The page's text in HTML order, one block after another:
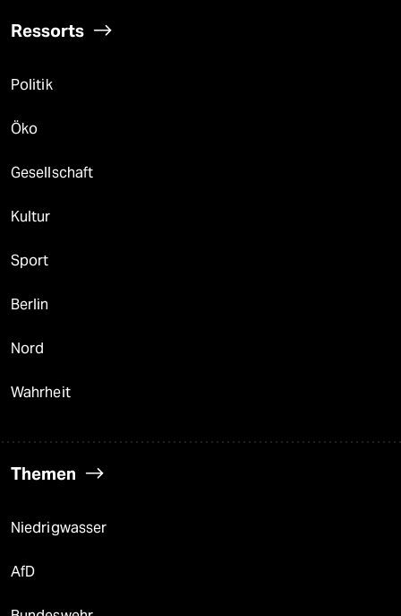
Ressorts
Politik
Öko
Gesellschaft
Kultur
Sport
Berlin
Nord
Wahrheit
Themen
Niedrigwasser
AfD